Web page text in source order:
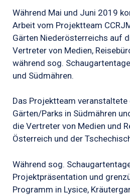
Während Mai und Juni 2019
Arbeit vom Projektteam
Gärten Niederösterreichs auf
Vertreter von Medien,
während sog.
und Südmähren.
Das Projektteam veranstaltete
Gärten/Parks in Südmähren
die Vertreter von Medien und
Österreich und der
Während sog.
Projektpräsentation und
Programm in Lysice,